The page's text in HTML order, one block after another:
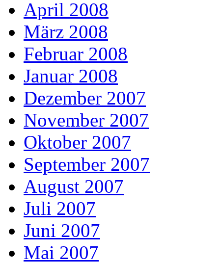
April 2008
März 2008
Februar 2008
Januar 2008
Dezember 2007
November 2007
Oktober 2007
September 2007
August 2007
Juli 2007
Juni 2007
Mai 2007